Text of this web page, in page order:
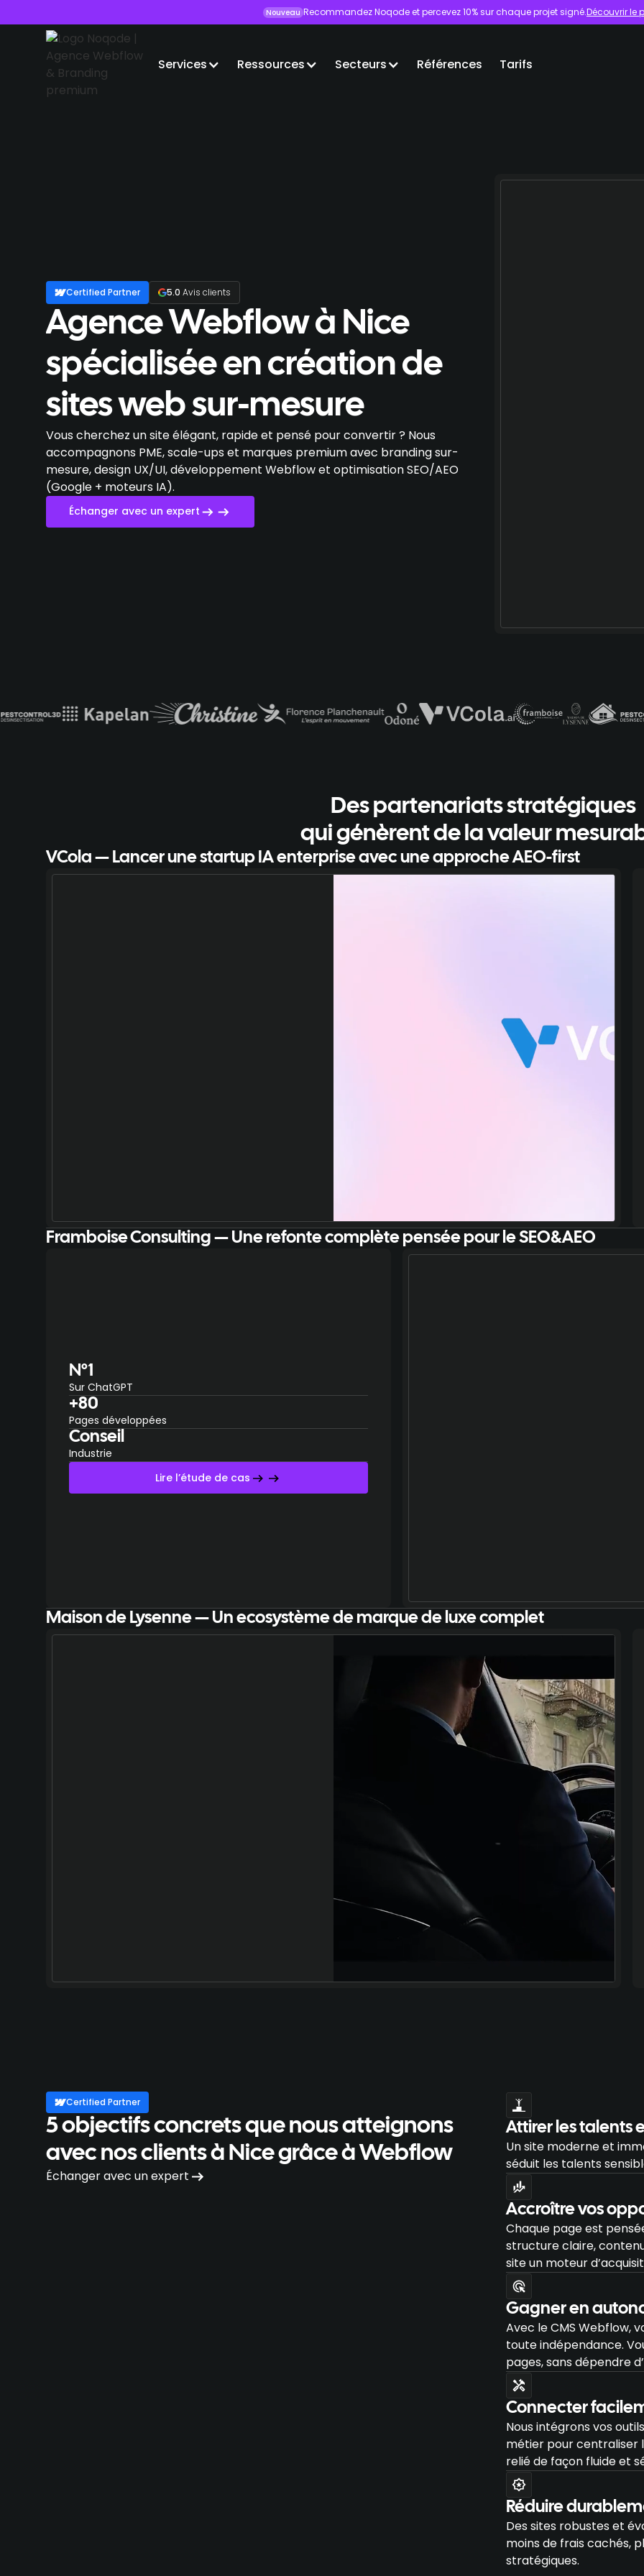
Nouveau Recommandez Noqode et percevez 10% sur chaque projet signé.Découvrir le
Services Ressources Secteurs Références Tarifs
Certified Partner 5.0 Avis clients
Agence Webflow à Nice
spécialisée en création de
sites web sur-mesure
Vous cherchez un site élégant, rapide et pensé pour convertir ? Nous
accompagnons PME, scale-ups et marques premium avec branding sur-
mesure, design UX/UI, développement Webflow et optimisation SEO/AEO
(Google + moteurs IA).
Échanger avec un expert
Des partenariats stratégiques
qui génèrent de la valeur
VCola — Lancer une startup IA enterprise avec une approche AEO-first
Framboise Consulting — Une refonte complète pensée pour le SEO&AEO
N°1
Sur ChatGPT
+80
Pages développées
Conseil
Industrie
Lire l’étude de cas
Maison de Lysenne — Un ecosystème de marque de luxe complet
Certified Partner
5 objectifs concrets que nous atteignons
avec nos clients à Nice grâce à Webflow
Échanger avec un expert
Attirer les talents
Un site moderne et
séduit les talents
Accroître vos
Chaque page est
structure claire,
site un moteur
Gagner en
Avec le CMS Webflow,
toute indépendance.
pages, sans dépendre
Connecter
Nous intégrons vos
métier pour centraliser
relié de façon fluide et
Réduire
Des sites robustes et
moins de frais cachés,
stratégiques.